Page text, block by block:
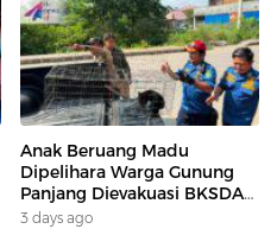
Anak Beruang Madu
Dipelihara Warga Gunung
Panjang Dievakuasi BKSDA
Dan DAMKAR
3 days ago